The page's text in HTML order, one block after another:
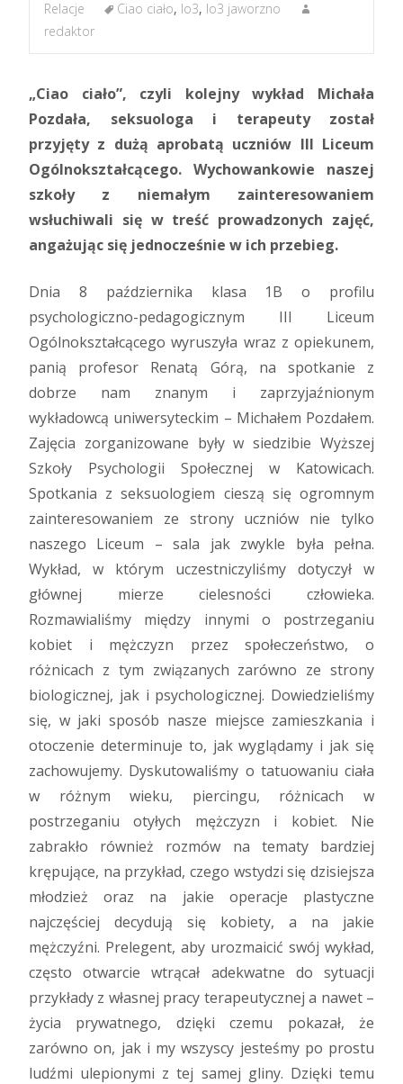
Relacje
Ciao ciało, lo3, lo3 jaworzno
redaktor
„Ciao ciało”, czyli kolejny wykład Michała
Pozdała, seksuologa i terapeuty został
przyjęty z dużą aprobatą uczniów III Liceum
Ogólnokształcącego. Wychowankowie naszej
szkoły z niemałym zainteresowaniem
wsłuchiwali się w treść prowadzonych zajęć,
angażując się jednocześnie w ich przebieg.
Dnia 8 października klasa 1B o profilu
psychologiczno-pedagogicznym III Liceum
Ogólnokształcącego wyruszyła wraz z opiekunem,
panią profesor Renatą Górą, na spotkanie z
dobrze nam znanym i zaprzyjaźnionym
wykładowcą uniwersyteckim – Michałem Pozdałem.
Zajęcia zorganizowane były w siedzibie Wyższej
Szkoły Psychologii Społecznej w Katowicach.
Spotkania z seksuologiem cieszą się ogromnym
zainteresowaniem ze strony uczniów nie tylko
naszego Liceum – sala jak zwykle była pełna.
Wykład, w którym uczestniczyliśmy dotyczył w
głównej mierze cielesności człowieka.
Rozmawialiśmy między innymi o postrzeganiu
kobiet i mężczyzn przez społeczeństwo, o
różnicach z tym związanych zarówno ze strony
biologicznej, jak i psychologicznej. Dowiedzieliśmy
się, w jaki sposób nasze miejsce zamieszkania i
otoczenie determinuje to, jak wyglądamy i jak się
zachowujemy. Dyskutowaliśmy o tatuowaniu ciała
w różnym wieku, piercingu, różnicach w
postrzeganiu otyłych mężczyzn i kobiet. Nie
zabrakło również rozmów na tematy bardziej
krępujące, na przykład, czego wstydzi się dzisiejsza
młodzież oraz na jakie operacje plastyczne
najczęściej decydują się kobiety, a na jakie
mężczyźni. Prelegent, aby urozmaicić swój wykład,
często otwarcie wtrącał adekwatne do sytuacji
przykłady z własnej pracy terapeutycznej a nawet –
życia prywatnego, dzięki czemu pokazał, że
zarówno on, jak i my wszyscy jesteśmy po prostu
ludźmi ulepionymi z tej samej gliny. Dzięki temu